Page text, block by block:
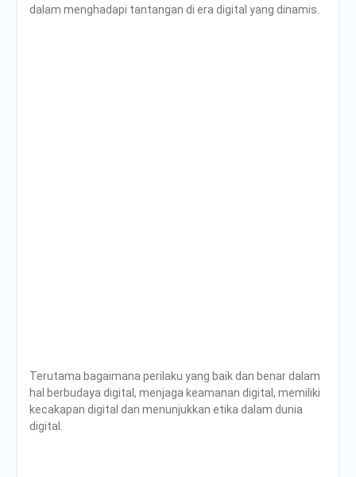
dalam menghadapi tantangan di era digital yang dinamis.
Terutama bagaimana perilaku yang baik dan benar dalam
hal berbudaya digital, menjaga keamanan digital, memiliki
kecakapan digital dan menunjukkan etika dalam dunia
digital.